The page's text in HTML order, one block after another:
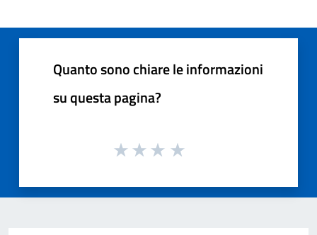
Quanto sono chiare le informazioni
su questa pagina?